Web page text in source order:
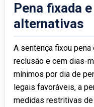
Pena fixada
alternativas
A sentença fixou
reclusão e cem dias-
mínimos por dia de
legais favoráveis, a
medidas restritivas